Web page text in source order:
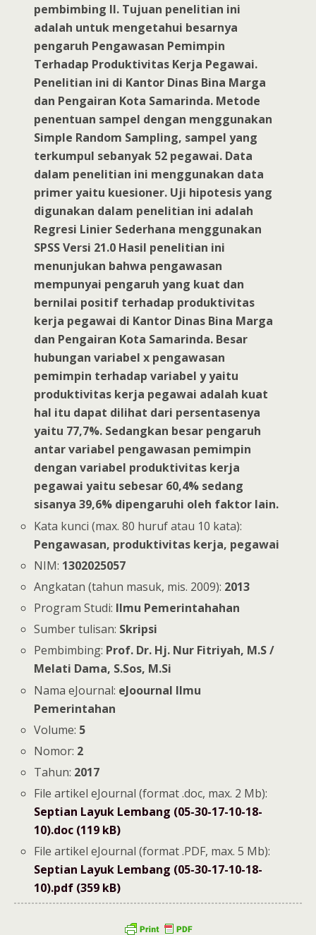
pembimbing II. Tujuan penelitian ini
adalah untuk mengetahui besarnya
pengaruh Pengawasan Pemimpin
Terhadap Produktivitas Kerja Pegawai.
Penelitian ini di Kantor Dinas Bina Marga
dan Pengairan Kota Samarinda. Metode
penentuan sampel dengan menggunakan
Simple Random Sampling, sampel yang
terkumpul sebanyak 52 pegawai. Data
dalam penelitian ini menggunakan data
primer yaitu kuesioner. Uji hipotesis yang
digunakan dalam penelitian ini adalah
Regresi Linier Sederhana menggunakan
SPSS Versi 21.0 Hasil penelitian ini
menunjukan bahwa pengawasan
mempunyai pengaruh yang kuat dan
bernilai positif terhadap produktivitas
kerja pegawai di Kantor Dinas Bina Marga
dan Pengairan Kota Samarinda. Besar
hubungan variabel x pengawasan
pemimpin terhadap variabel y yaitu
produktivitas kerja pegawai adalah kuat
hal itu dapat dilihat dari persentasenya
yaitu 77,7%. Sedangkan besar pengaruh
antar variabel pengawasan pemimpin
dengan variabel produktivitas kerja
pegawai yaitu sebesar 60,4% sedang
sisanya 39,6% dipengaruhi oleh faktor lain.
Kata kunci (max. 80 huruf atau 10 kata):
Pengawasan, produktivitas kerja, pegawai
NIM: 1302025057
Angkatan (tahun masuk, mis. 2009): 2013
Program Studi: Ilmu Pemerintahahan
Sumber tulisan: Skripsi
Pembimbing: Prof. Dr. Hj. Nur Fitriyah, M.S /
Melati Dama, S.Sos, M.Si
Nama eJournal: eJoournal Ilmu
Pemerintahan
Volume: 5
Nomor: 2
Tahun: 2017
File artikel eJournal (format .doc, max. 2 Mb):
Septian Layuk Lembang (05-30-17-10-18-
10).doc (119 kB)
File artikel eJournal (format .PDF, max. 5 Mb):
Septian Layuk Lembang (05-30-17-10-18-
10).pdf (359 kB)